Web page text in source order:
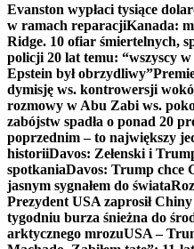
Evanston wypłaci tysiące
w ramach reparacjiKanada:
Ridge. 10 ofiar śmiertelnych,
policji 20 lat temu: “wszyscy
Epstein był obrzydliwy”
dymisję ws. kontrowersji
rozmowy w Abu Zabi ws.
zabójstw spadła o ponad 20
poprzednim – to największy
historiiDavos: Zełenski i
spotkaniaDavos: Trump chce
jasnym sygnałem do świata
Prezydent USA zaprosił
tygodniu burza śnieżna do
arktycznego mrozuUSA –